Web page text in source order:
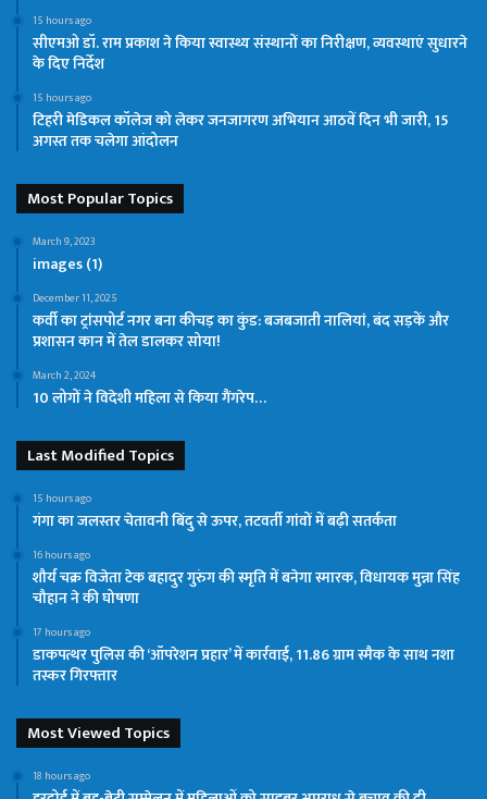
15 hours ago
सीएमओ डॉ. राम प्रकाश ने किया स्वास्थ्य संस्थानों का निरीक्षण, व्यवस्थाएं सुधारने
के दिए निर्देश
15 hours ago
टिहरी मेडिकल कॉलेज को लेकर जनजागरण अभियान आठवें दिन भी जारी, 15
अगस्त तक चलेगा आंदोलन
Most Popular Topics
March 9, 2023
images (1)
December 11, 2025
कर्वी का ट्रांसपोर्ट नगर बना कीचड़ का कुंड: बजबजाती नालियां, बंद सड़कें और
प्रशासन कान में तेल डालकर सोया!
March 2, 2024
10 लोगों ने विदेशी महिला से किया गैंगरेप…
Last Modified Topics
15 hours ago
गंगा का जलस्तर चेतावनी बिंदु से ऊपर, तटवर्ती गांवों में बढ़ी सतर्कता
16 hours ago
शौर्य चक्र विजेता टेक बहादुर गुरुंग की स्मृति में बनेगा स्मारक, विधायक मुन्ना सिंह
चौहान ने की घोषणा
17 hours ago
डाकपत्थर पुलिस की ‘ऑपरेशन प्रहार’ में कार्रवाई, 11.86 ग्राम स्मैक के साथ नशा
तस्कर गिरफ्तार
Most Viewed Topics
18 hours ago